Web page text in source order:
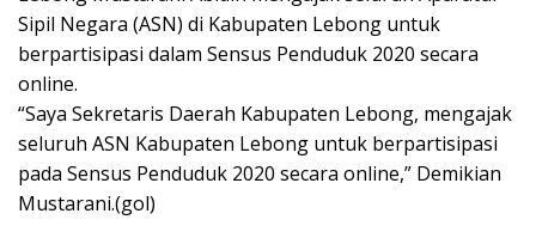
Sipil Negara (ASN) di Kabupaten Lebong untuk
berpartisipasi dalam Sensus Penduduk 2020 secara
online.
“Saya Sekretaris Daerah Kabupaten Lebong, mengajak
seluruh ASN Kabupaten Lebong untuk berpartisipasi
pada Sensus Penduduk 2020 secara online,” Demikian
Mustarani.(gol)